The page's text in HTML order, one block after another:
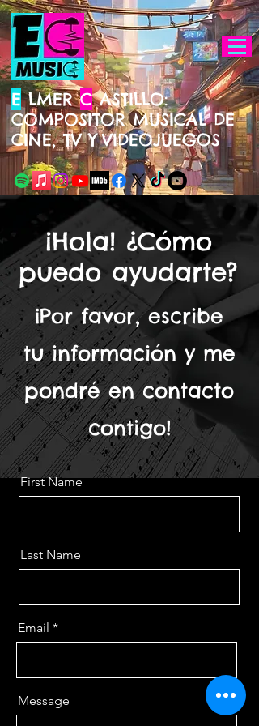
E LMER C ASTILLO:
COMPOSITOR MUSICAL DE
CINE, TV Y VIDEOJUEGOS
¡Hola! ¿Cómo
puedo ayudarte?
¡Por favor, escribe
tu información y me
pondré en contacto
contigo!
First Name
Last Name
Email
Message